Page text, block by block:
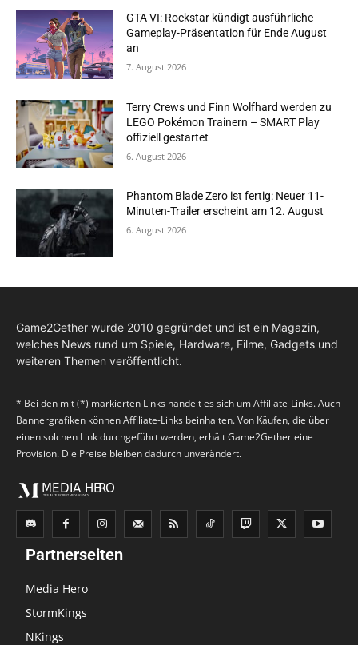
GTA VI: Rockstar kündigt ausführliche
Gameplay-Präsentation für Ende August
an
7. August 2026
Terry Crews und Finn Wolfhard werden zu
LEGO Pokémon Trainern – SMART Play
offiziell gestartet
6. August 2026
Phantom Blade Zero ist fertig: Neuer 11-
Minuten-Trailer erscheint am 12. August
6. August 2026
Game2Gether wurde 2010 gegründet und ist ein Magazin,
welches News rund um Spiele, Hardware, Filme, Gadgets und
weiteren Themen veröffentlicht.
* Bei den mit (*) markierten Links handelt es sich um Affiliate-Links. Auch
Bannergrafiken können Affiliate-Links beinhalten. Von Käufen, die über
einen solchen Link durchgeführt werden, erhält Game2Gether eine
Provision. Die Preise bleiben dadurch unverändert.
Partnerseiten
Media Hero
StormKings
NKings